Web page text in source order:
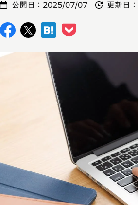
公開日： 2025/07/07 更新日：